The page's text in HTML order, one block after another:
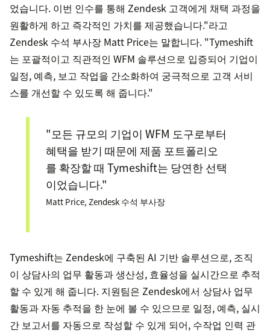
었습니다. 이번 인수를 통해 Zendesk 고객에게 채택 과정을
원활하게 하고 즉각적인 가치를 제공했습니다."라고
Zendesk 수석 부사장 Matt Price는 말합니다. "Tymeshift
는 포괄적이고 직관적인 WFM 솔루션으로 입증되어 기업이
일정, 예측, 보고 작업을 간소화하여 궁극적으로 고객 서비
스를 개선할 수 있도록 해 줍니다."
"모든 규모의 기업이 WFM 도구로부터
혜택을 받기 때문에 제품 포트폴리오
를 확장할 때 Tymeshift는 당연한 선택
이었습니다."
Matt Price, Zendesk 수석 부사장
Tymeshift는 Zendesk에 구축된 AI 기반 솔루션으로, 조직
이 상담사의 업무 활동과 생산성, 효율성을 실시간으로 추적
할 수 있게 해 줍니다. 지원팀은 Zendesk에서 상담사 업무
활동과 자동 추적을 한 눈에 볼 수 있으므로 일정, 예측, 실시
간 보고서를 자동으로 작성할 수 있게 되어, 수작업 인력 관